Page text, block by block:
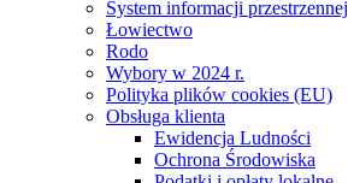
System informacji przestrzennej
Łowiectwo
Rodo
Wybory w 2024 r.
Polityka plików cookies (EU)
Obsługa klienta
Ewidencja Ludności
Ochrona Środowiska